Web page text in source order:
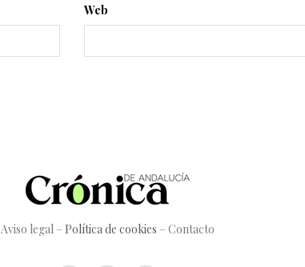
Web
Aviso legal– Política de cookies – Contacto